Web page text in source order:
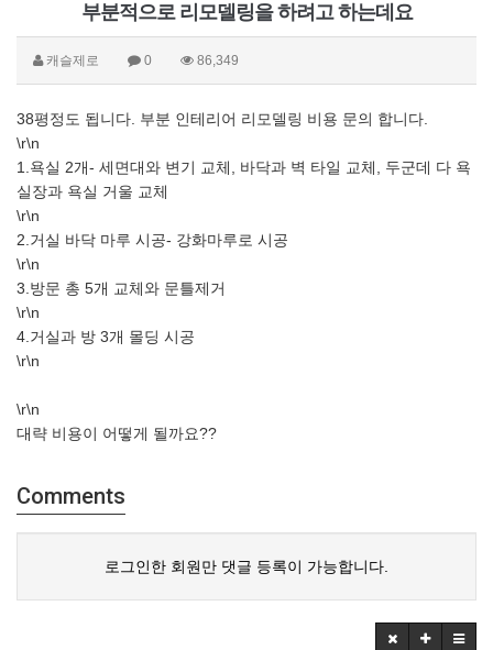
부분적으로 리모델링을 하려고 하는데요
캐슬제로 0 86,349
38평정도 됩니다. 부분 인테리어 리모델링 비용 문의 합니다.
\r\n
1.욕실 2개- 세면대와 변기 교체, 바닥과 벽 타일 교체, 두군데 다 욕
실장과 욕실 거울 교체
\r\n
2.거실 바닥 마루 시공- 강화마루로 시공
\r\n
3.방문 총 5개 교체와 문틀제거
\r\n
4.거실과 방 3개 몰딩 시공
\r\n
\r\n
대략 비용이 어떻게 될까요??
Comments
로그인한 회원만 댓글 등록이 가능합니다.